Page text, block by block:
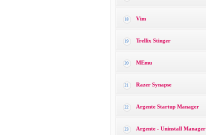
18 Vim
19 Trellix Stinger
20 MEmu
21 Razer Synapse
22 Argente Startup Manager
23 Argente - Uninstall Manager